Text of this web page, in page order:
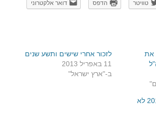
טוויטר הדפס דואר אלקטרוני
את
לזכור אחרי שישים ותשע שנים
11 באפריל 2013
ב-"ארץ ישראל"
מדוע המחאה ב-2011 לא